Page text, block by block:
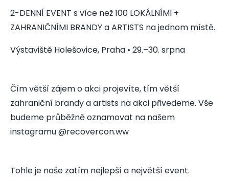
2-DENNÍ EVENT s více než 100 LOKÁLNÍMI +
ZAHRANIČNÍMI BRANDY a ARTISTS na jednom místě.
Výstaviště Holešovice, Praha • 29.–30. srpna
Čím větší zájem o akci projevíte, tím větší
zahraniční brandy a artists na akci přivedeme. Vše
budeme průběžně oznamovat na našem
instagramu @recovercon.ww
Tohle je naše zatím nejlepší a největší event.